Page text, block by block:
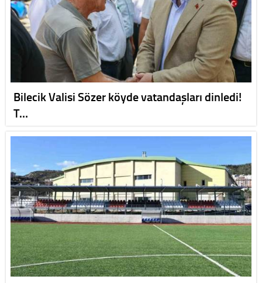
Bilecik Valisi Sözer köyde vatandaşları dinledi!
T…